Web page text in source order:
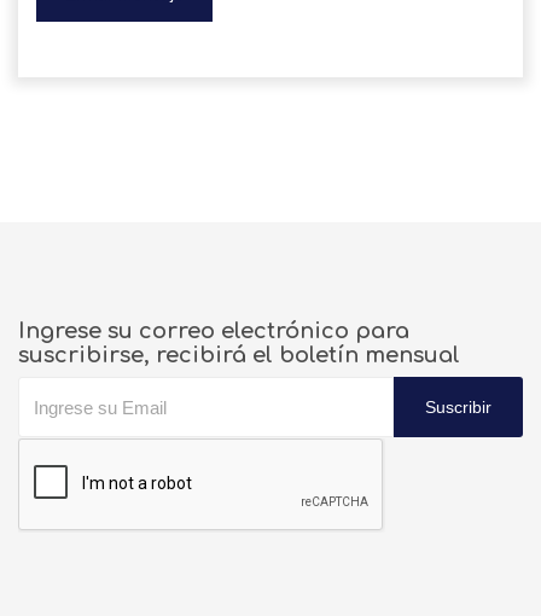
Ingrese su correo electrónico para
suscribirse, recibirá el boletín mensual
Suscribir